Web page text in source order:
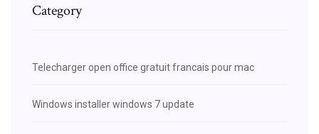
Category
Telecharger open office gratuit francais pour mac
Windows installer windows 7 update